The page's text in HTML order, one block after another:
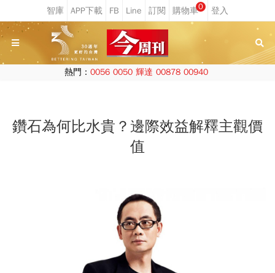
0
熱門： 0056 0050 輝達 00878 00940
鑽石為何比水貴？邊際效益解釋主觀價
值